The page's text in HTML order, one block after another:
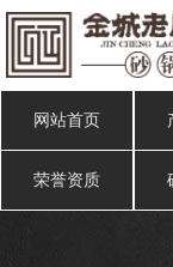
网站首页
荣誉资质